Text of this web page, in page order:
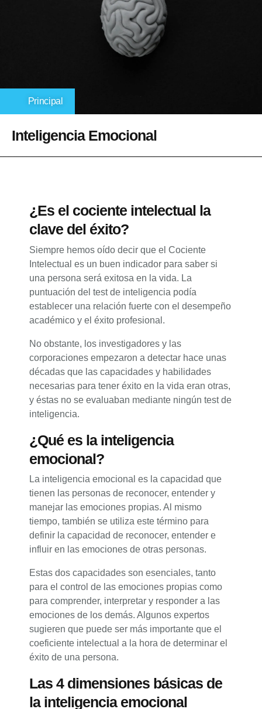
Principal
Inteligencia Emocional
¿Es el cociente intelectual la
clave del éxito?
Siempre hemos oído decir que el Cociente
Intelectual es un buen indicador para saber si
una persona será exitosa en la vida. La
puntuación del test de inteligencia podía
establecer una relación fuerte con el desempeño
académico y el éxito profesional.
No obstante, los investigadores y las
corporaciones empezaron a detectar hace unas
décadas que las capacidades y habilidades
necesarias para tener éxito en la vida eran otras,
y éstas no se evaluaban mediante ningún test de
inteligencia.
¿Qué es la inteligencia
emocional?
La inteligencia emocional es la capacidad que
tienen las personas de reconocer, entender y
manejar las emociones propias. Al mismo
tiempo, también se utiliza este término para
definir la capacidad de reconocer, entender e
influir en las emociones de otras personas.
Estas dos capacidades son esenciales, tanto
para el control de las emociones propias como
para comprender, interpretar y responder a las
emociones de los demás. Algunos expertos
sugieren que puede ser más importante que el
coeficiente intelectual a la hora de determinar el
éxito de una persona.
Las 4 dimensiones básicas de
la inteligencia emocional